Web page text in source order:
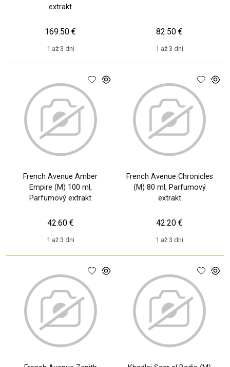
extrakt
1 až 3 dni
169.50 €
1 až 3 dni
82.50 €
French Avenue Amber
Empire (M) 100 ml,
Parfumový extrakt
1 až 3 dni
42.60 €
French Avenue Chronicles
(M) 80 ml, Parfumový
extrakt
1 až 3 dni
42.20 €